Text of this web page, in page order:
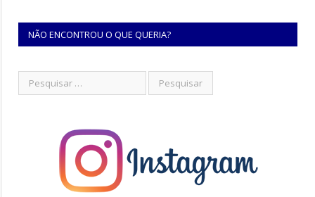
NÃO ENCONTROU O QUE QUERIA?